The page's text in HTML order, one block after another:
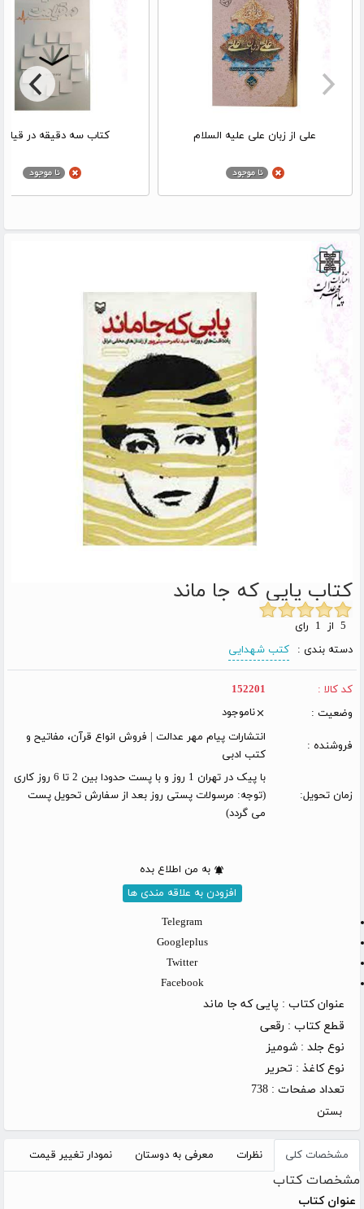
علی از زبان علی علیه السلام کتاب سه دقیقه در
کتاب پایی که جا ماند
دسته بندی :
کتب شهدایی
کد کالا :
152201
وضعیت :
ناموجود
فروشنده :
انتشارات پیام مهر عدالت | فروش انواع قرآن، مفاتیح و
کتب ادبی
زمان تحویل:
با پیک در تهران 1 روز و با پست حدودا بین 2 تا 6 روز کاری
(توجه: مرسولات پستی روز بعد از سفارش تحویل پست
می گردد)
به من اطلاع بده
افزودن به علاقه مندی ها
Telegram
Googleplus
Twitter
Facebook
عنوان کتاب : پایی که جا ماند
قطع کتاب : رقعی
نوع جلد : شومیز
نوع کاغذ : تحریر
تعداد صفحات : 738
بستن
مشخصات کلی نظرات معرفی به دوستان نمودار تغییر قیمت
مشخصات کتاب
عنوان کتاب